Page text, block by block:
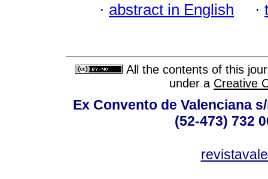
· abstract in English ·
All the contents of this
under a Creative
Ex Convento de Valenciana
(52-473) 732